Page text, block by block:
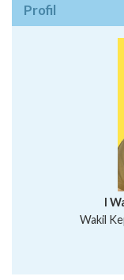
Profil
I
Wakil
I Wayan
Ni